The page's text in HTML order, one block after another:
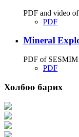
PDF and video
PDF
Mineral
PDF of SESMIM
PDF
Холбоо барих